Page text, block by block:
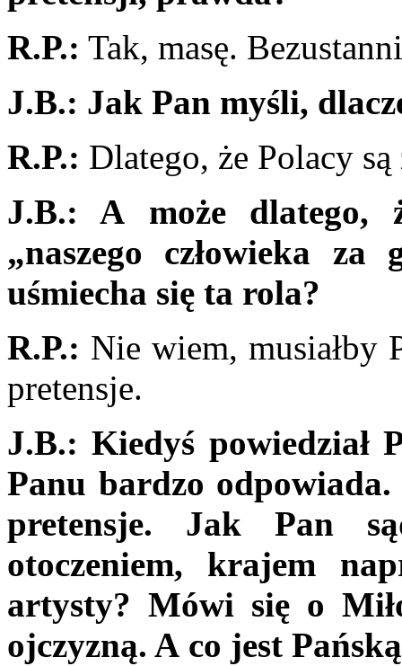
R.P.: Tak, masę.
J.B.: Jak Pan myśli,
R.P.: Dlatego, że Polacy
J.B.: A może dlatego,
„naszego człowieka za
uśmiecha się ta rola?
R.P.: Nie wiem, musiałby
pretensje.
J.B.: Kiedyś powiedział
Panu bardzo odpowiada.
pretensje. Jak Pan
otoczeniem, krajem
artysty? Mówi się o
ojczyzną. A co jest